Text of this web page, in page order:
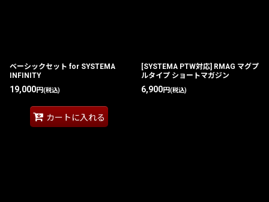
ベーシックセット for SYSTEMA
INFINITY
19,000円(税込)
カートに入れる
[SYSTEMA PTW対応] RMAG マグプ
ルタイプ ショートマガジン
6,900円(税込)